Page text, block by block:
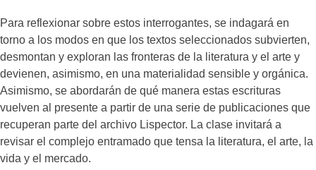
Para reflexionar sobre estos interrogantes, se indagará en
torno a los modos en que los textos seleccionados subvierten,
desmontan y exploran las fronteras de la literatura y el arte y
devienen, asimismo, en una materialidad sensible y orgánica.
Asimismo, se abordarán de qué manera estas escrituras
vuelven al presente a partir de una serie de publicaciones que
recuperan parte del archivo Lispector. La clase invitará a
revisar el complejo entramado que tensa la literatura, el arte, la
vida y el mercado.